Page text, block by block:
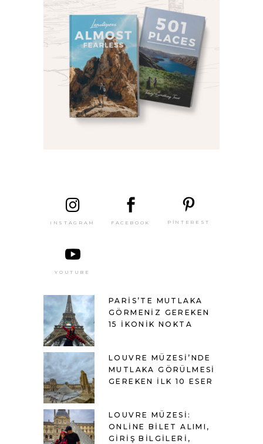
INSTAGRAM FACEBOOK PINTEREST
YOUTUBE
PARIS’TE MUTLAKA
GÖRMENIZ GEREKEN
15 İKONIK NOKTA
LOUVRE MÜZESI’NDE
MUTLAKA GÖRÜLMESI
GEREKEN İLK 10 ESER
LOUVRE MÜZESI:
ONLINE BILET ALIMI,
GIRIŞ BILGILERI,